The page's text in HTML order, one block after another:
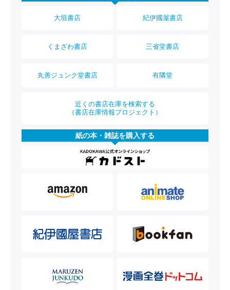
大垣書店 紀伊國屋書店
くまざわ書店 三省堂書店
丸善ジュンク堂書店 有隣堂
近くの書店在庫を検索する
（書店在庫情報プロジェクト）
紙の本・雑誌を購入する